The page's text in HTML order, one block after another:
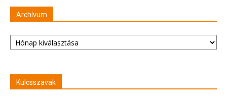
Archívum
Archívum
Kulcsszavak